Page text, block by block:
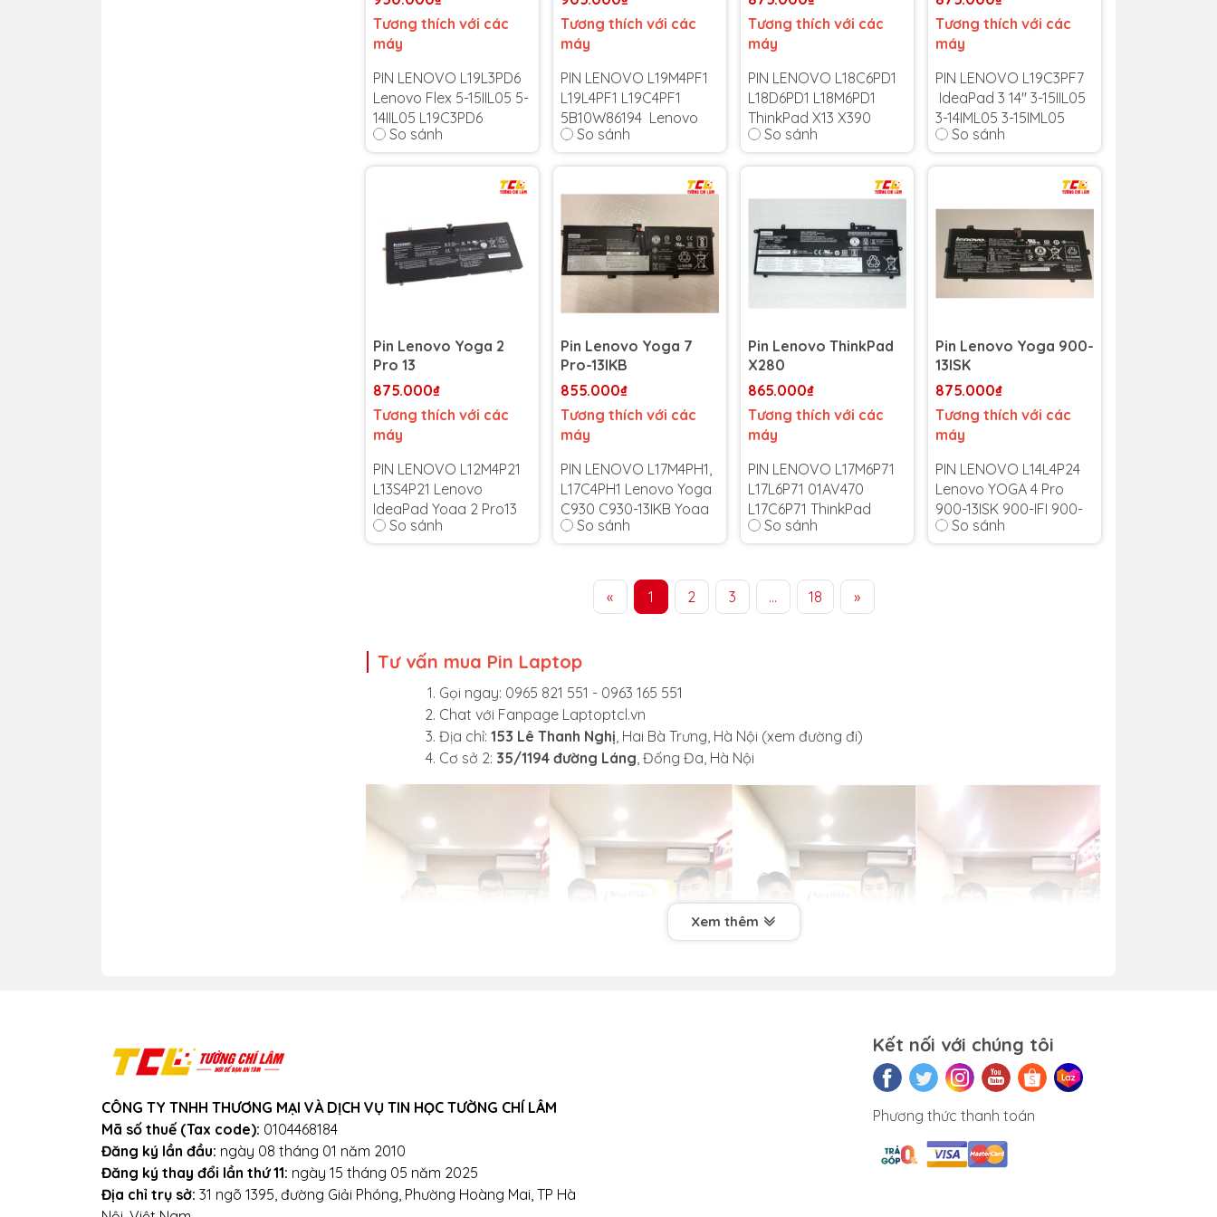
Tương thích với các
máy
PIN LENOVO L19L3PD6
Lenovo Flex 5-15IIL05 5-
14IIL05 L19C3PD6
L19D3PD6
-
Cam kết bảo hành uy
Lỗi 1 đổi 1 trong suốt
thời gian bảo hành
So sánh
Tương thích với các
máy
PIN LENOVO L19M4PF1
L19L4PF1 L19C4PF1
5B10W86194 Lenovo
Ideapad 5-15IIL05
Xiaoxin 15 2020
Bảo hành 6 tháng-
Cam kết bảo hành uy
tín toàn quốc!
Lỗi 1 đổi 1 trong suốt
thời gian bảo hành
So sánh
Tương thích với các
máy
PIN LENOVO L18C6PD1
L18D6PD1 L18M6PD1
ThinkPad X13 X390
X395
-
Cam kết bảo hành uy
Lỗi 1 đổi 1 trong suốt
thời gian bảo hành
So sánh
Tương thích với các
máy
PIN LENOVO L19C3PF7
IdeaPad 3 14" 3-15IIL05
3-14IML05 3-15IML05
L19L3PF5 L19D3PF5
-
Cam kết bảo hành uy
Lỗi 1 đổi 1 trong suốt
thời gian bảo hành
So sánh
Pin Lenovo Yoga 2
Pro 13
875.000₫
Tương thích với các
máy
PIN LENOVO L12M4P21
L13S4P21 Lenovo
IdeaPad Yoga 2 Pro13
Series
thời gian bảo hành
So sánh
Pin Lenovo Yoga 7
Pro-13IKB
855.000₫
Tương thích với các
máy
PIN LENOVO L17M4PH1,
L17C4PH1 Lenovo Yoga
C930 C930-13IKB Yoga
7 Pro-13IKB L17M4PH2
Cam kết bảo hành uy
tín toàn quốc!
So sánh
Pin Lenovo ThinkPad
X280
865.000₫
Tương thích với các
máy
PIN LENOVO L17M6P71
L17L6P71 01AV470
L17C6P71 ThinkPad
X280 A285 01AV472
SB10K97617 48Wh
Bảo hành 6 tháng -
Cam kết bảo hành uy
So sánh
Pin Lenovo Yoga 900-
13ISK
875.000₫
Tương thích với các
máy
PIN LENOVO L14L4P24
Lenovo YOGA 4 Pro
900-13ISK 900-IFI 900-
13ISK L14M4P24
So sánh
« 1 2 3 ... 18 »
Tư vấn mua Pin Laptop
Gọi ngay: 0965 821 551 - 0963 165 551
Chat với Fanpage Laptoptcl.vn
Địa chỉ: 153 Lê Thanh Nghị, Hai Bà Trưng, Hà Nội (xem đường đi)
Cơ sở 2: 35/1194 đường Láng, Đống Đa, Hà Nội
Xem thêm
CÔNG TY TNHH THƯƠNG MẠI VÀ DỊCH VỤ TIN HỌC TƯỜNG CHÍ LÂM
Mã số thuế (Tax code): 0104468184
Đăng ký lần đầu: ngày 08 tháng 01 năm 2010
Đăng ký thay đổi lần thứ 11: ngày 15 tháng 05 năm 2025
Địa chỉ trụ sở: 31 ngõ 1395, đường Giải Phóng, Phường Hoàng Mai, TP Hà
Kết nối với chúng tôi
Phương thức thanh toán